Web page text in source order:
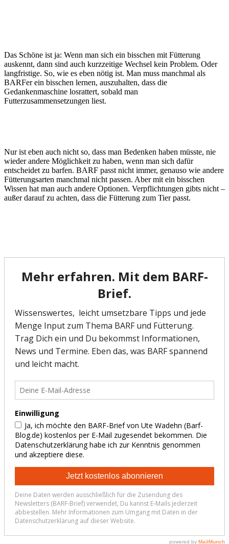
Das Schöne ist ja: Wenn man sich ein bisschen mit Fütterung
auskennt, dann sind auch kurzzeitige Wechsel kein Problem. Oder
langfristige. So, wie es eben nötig ist. Man muss manchmal als
BARFer ein bisschen lernen, auszuhalten, dass die
Gedankenmaschine losrattert, sobald man
Futterzusammensetzungen liest.
Nur ist eben auch nicht so, dass man Bedenken haben müsste, nie
wieder andere Möglichkeit zu haben, wenn man sich dafür
entscheidet zu barfen. BARF passt nicht immer, genauso wie andere
Fütterungsarten manchmal nicht passen. Aber mit ein bisschen
Wissen hat man auch andere Optionen. Verpflichtungen gibts nicht –
außer darauf zu achten, dass die Fütterung zum Tier passt.